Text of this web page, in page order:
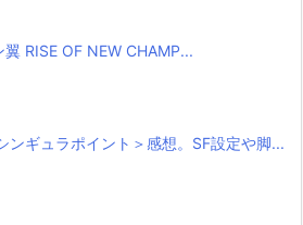
翼 RISE OF NEW CHAMP...
ンギュラポイント＞感想。SF設定や脚...